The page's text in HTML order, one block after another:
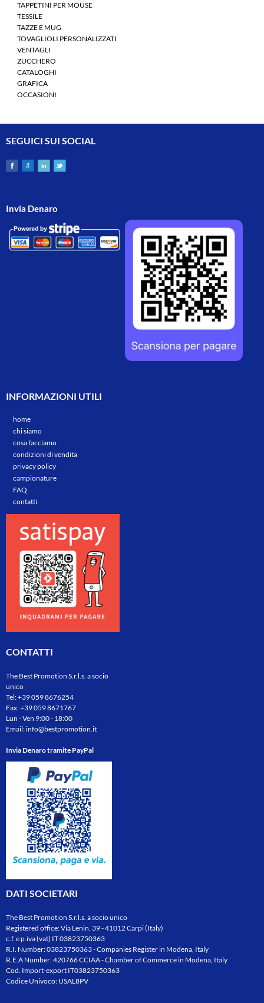
TAPPETINI PER MOUSE
TESSILE
TAZZE E MUG
TOVAGLIOLI PERSONALIZZATI
VENTAGLI
ZUCCHERO
CATALOGHI
GRAFICA
OCCASIONI
SEGUICI SUI SOCIAL
Invia Denaro
INFORMAZIONI UTILI
home
chi siamo
cosa facciamo
condizioni di vendita
privacy policy
campionature
FAQ
contatti
CONTATTI
The Best Promotion S.r.l.s. a socio
unico
Tel:+39 059 8676254
Fax: +39 059 8671767
Lun - Ven 9:00 - 18:00
Email:info@bestpromotion.it
Invia Denaro tramite PayPal
DATI SOCIETARI
The Best Promotion S.r.l.s. a socio unico
Registered office: Via Lenin, 39 - 41012 Carpi (Italy)
c.f. e p.iva (vat) IT 03823750363
R.I. Number: 03823750363 - Companies Register in Modena, Italy
R.E.A Number: 420766 CCIAA - Chamber of Commerce in Modena, Italy
Cod. Import-export IT03823750363
Codice Univoco: USAL8PV